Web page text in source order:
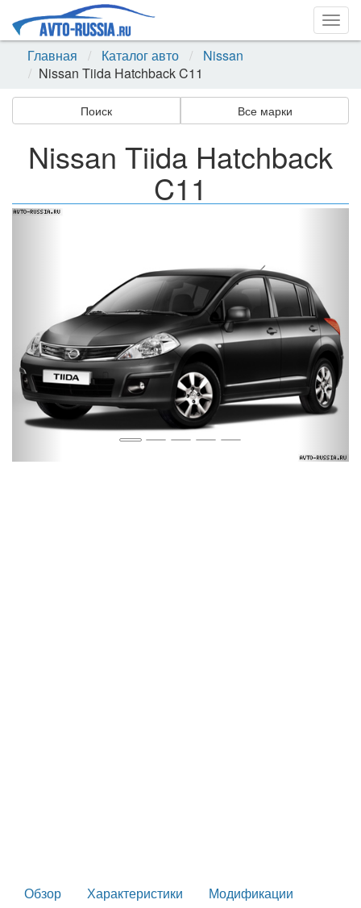
Главная
Каталог авто
Nissan
Nissan Tiida Hatchback C11
Поиск Все марки
Nissan Tiida Hatchback
C11
Назад
Обзор Характеристики
Модификации